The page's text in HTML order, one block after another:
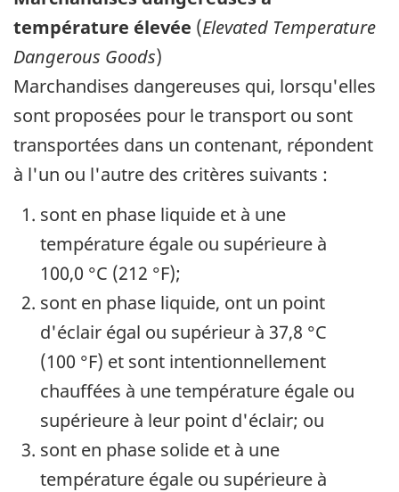
température élevée (Elevated Temperature
Dangerous Goods)
Marchandises dangereuses qui, lorsqu'elles
sont proposées pour le transport ou sont
transportées dans un contenant, répondent
à l'un ou l'autre des critères suivants :
sont en phase liquide et à une
température égale ou supérieure à
100,0 °C (212 °F);
sont en phase liquide, ont un point
d'éclair égal ou supérieur à 37,8 °C
(100 °F) et sont intentionnellement
chauffées à une température égale ou
supérieure à leur point d'éclair; ou
sont en phase solide et à une
température égale ou supérieure à